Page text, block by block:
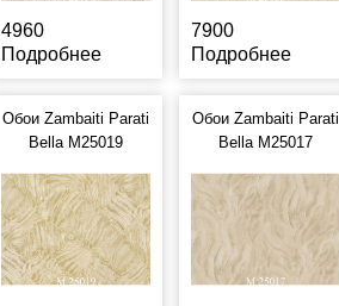
4960
Подробнее
7900
Подробнее
Обои Zambaiti Parati
Bella M25019
Обои Zambaiti Parati
Bella M25017